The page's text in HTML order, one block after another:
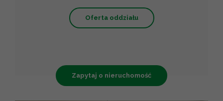
Oferta oddziału
Zapytaj o nieruchomość